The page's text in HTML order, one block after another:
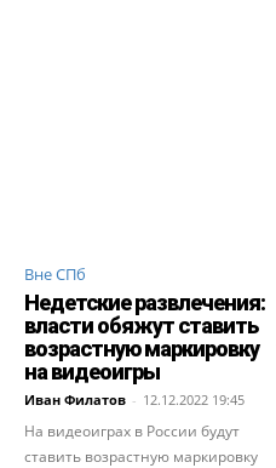
Вне СПб
Недетские развлечения:
власти обяжут ставить
возрастную маркировку
на видеоигры
Иван Филатов - 12.12.2022 19:45
На видеоиграх в России будут
ставить возрастную маркировку